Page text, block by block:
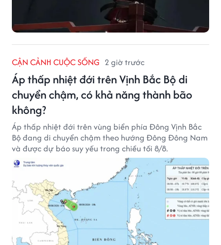
CẬN CẢNH CUỘC SỐNG 2 giờ trước
Áp thấp nhiệt đới trên Vịnh Bắc Bộ di
chuyển chậm, có khả năng thành bão
không?
Áp thấp nhiệt đới trên vùng biển phía Đông Vịnh Bắc
Bộ đang di chuyển chậm theo hướng Đông Đông Nam
và được dự báo suy yếu trong chiều tối 8/8.